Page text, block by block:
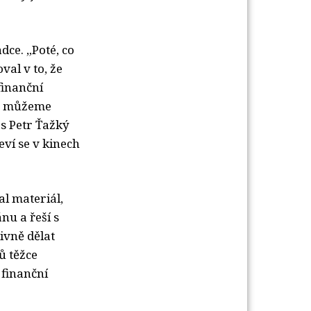
„Poté, co
v to, že
Petr Ťažký
se v kinech
materiál,
a řeší s
dělat
těžce